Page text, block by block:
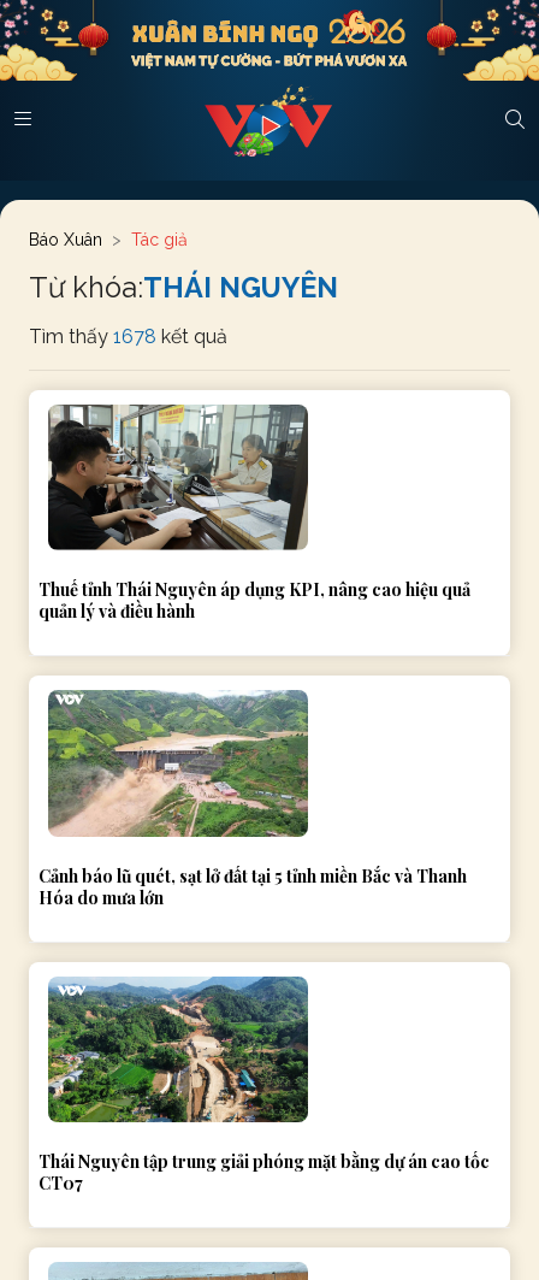
Báo Xuân Tác giả
Từ khóa:THÁI NGUYÊN
Tìm thấy 1678 kết quả
Thuế tỉnh Thái Nguyên áp dụng KPI, nâng cao hiệu quả
quản lý và điều hành
Cảnh báo lũ quét, sạt lở đất tại 5 tỉnh miền Bắc và Thanh
Hóa do mưa lớn
Thái Nguyên tập trung giải phóng mặt bằng dự án cao tốc
CT07